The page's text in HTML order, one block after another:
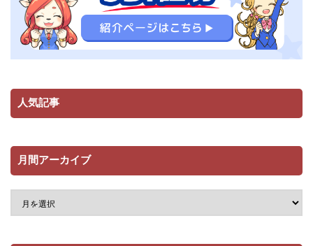
人気記事
月間アーカイブ